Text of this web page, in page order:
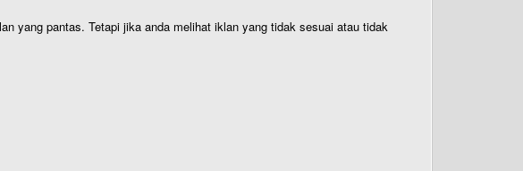
yang pantas. Tetapi jika anda melihat iklan yang tidak sesuai atau tidak